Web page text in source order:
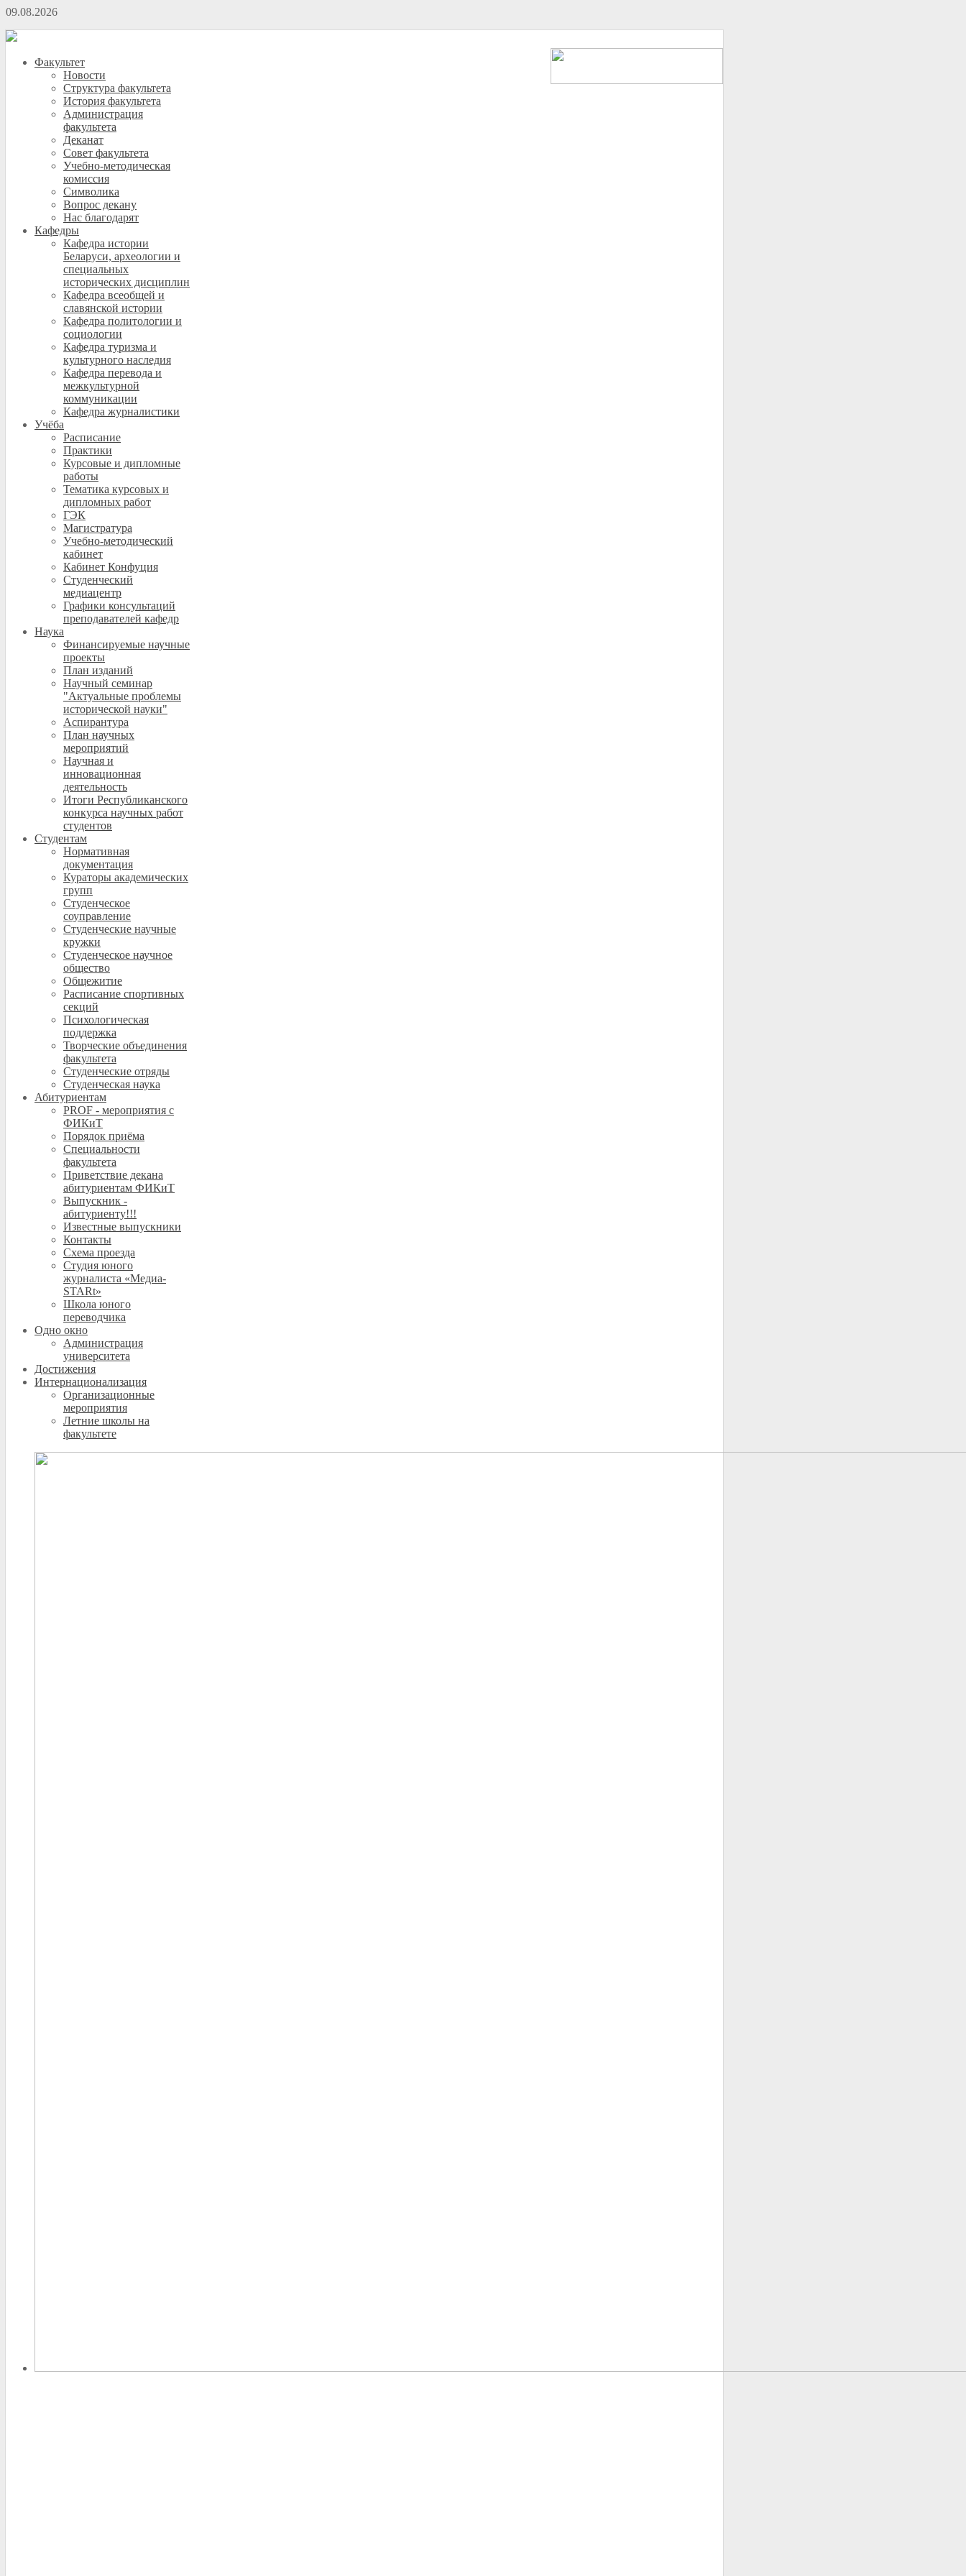
09.08.2026
Факультет
Новости
Структура факультета
История факультета
Администрация
факультета
Деканат
Совет факультета
Учебно-методическая
комиссия
Символика
Вопрос декану
Нас благодарят
Кафедры
Кафедра истории
Беларуси, археологии и
специальных
исторических дисциплин
Кафедра всеобщей и
славянской истории
Кафедра политологии и
социологии
Кафедра туризма и
культурного наследия
Кафедра перевода и
межкультурной
коммуникации
Кафедра журналистики
Учёба
Расписание
Практики
Курсовые и дипломные
работы
Тематика курсовых и
дипломных работ
ГЭК
Магистратура
Учебно-методический
кабинет
Кабинет Конфуция
Студенческий
медиацентр
Графики консультаций
преподавателей кафедр
Наука
Финансируемые научные
проекты
План изданий
Научный семинар
"Актуальные проблемы
исторической науки"
Аспирантура
План научных
мероприятий
Научная и
инновационная
деятельность
Итоги Республиканского
конкурса научных работ
студентов
Студентам
Нормативная
документация
Кураторы академических
групп
Студенческое
соуправление
Студенческие научные
кружки
Студенческое научное
общество
Общежитие
Расписание спортивных
секций
Психологическая
поддержка
Творческие объединения
факультета
Студенческие отряды
Студенческая наука
Абитуриентам
PROF - мероприятия с
ФИКиТ
Порядок приёма
Специальности
факультета
Приветствие декана
абитуриентам ФИКиТ
Выпускник -
абитуриенту!!!
Известные выпускники
Контакты
Схема проезда
Студия юного
журналиста «Медиа-
STARt»
Школа юного
переводчика
Одно окно
Администрация
университета
Достижения
Интернационализация
Организационные
мероприятия
Летние школы на
факультете